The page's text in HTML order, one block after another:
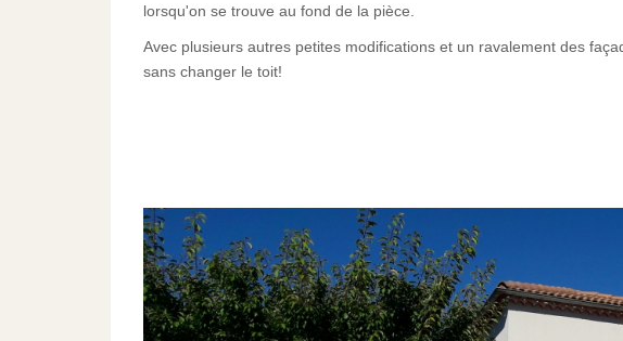
lorsqu'on se trouve au fond de la pièce.
Avec plusieurs autres petites modifications et un ravalement des
sans changer le toit!